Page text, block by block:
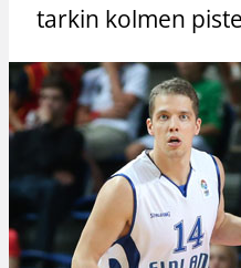
tarkin kolmen